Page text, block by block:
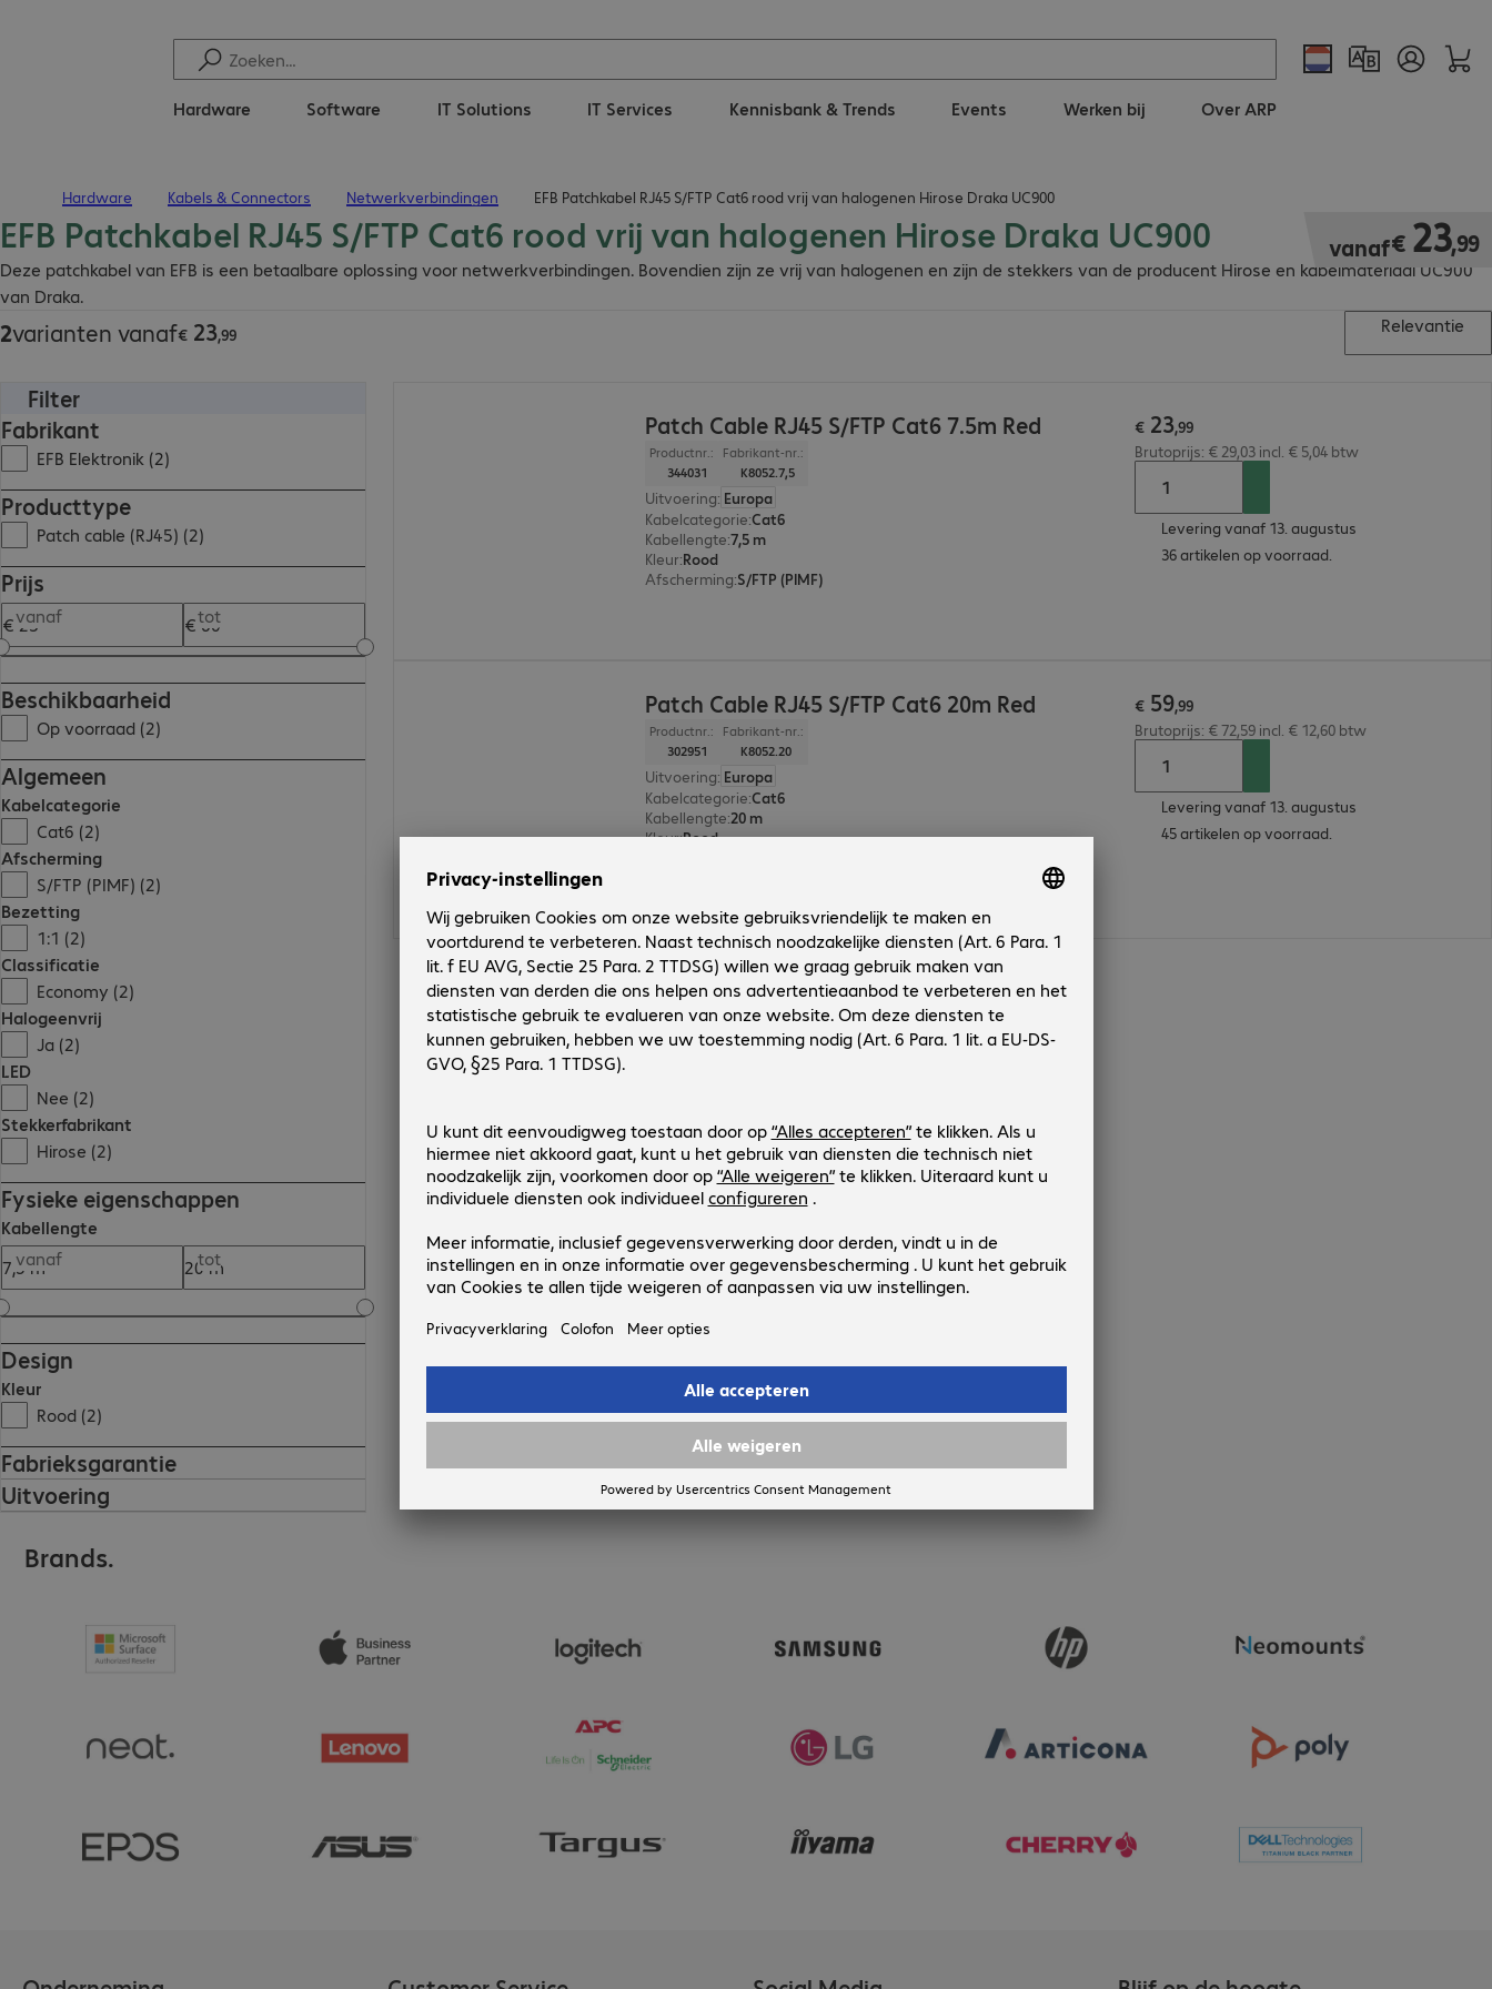
Hardware Software IT Solutions IT Services Kennisbank & Trends Events Werken bij Over ARP
Hardware Kabels & Connectors Netwerkverbindingen EFB Patchkabel RJ45 S/FTP Cat6 rood vrij van halogenen Hirose Draka UC900
EFB Patchkabel RJ45 S/FTP Cat6 rood vrij van halogenen Hirose Draka UC900
Deze patchkabel van EFB is een betaalbare oplossing voor netwerkverbindingen. Bovendien zijn ze vrij van halogenen en zijn de stekkers van de producent Hirose en kabelmateriaal UC900
van Draka.
vanaf€ 23,99
€ 23,99
2varianten vanaf€ 23,99
€ 23,99
Relevantie
Filter
Fabrikant
EFB Elektronik (2)
Producttype
Patch cable (RJ45) (2)
Prijs
vanaf tot
Beschikbaarheid
Op voorraad (2)
Algemeen
Kabelcategorie
Cat6 (2)
Afscherming
S/FTP (PIMF) (2)
Bezetting
1:1 (2)
Classificatie
Economy (2)
Halogeenvrij
Ja (2)
LED
Nee (2)
Stekkerfabrikant
Hirose (2)
Fysieke eigenschappen
Kabellengte
vanaf
tot
Design
Kleur
Rood (2)
Fabrieksgarantie
Uitvoering
Patch Cable RJ45 S/FTP Cat6 7.5m Red
Productnr.:
344031
Fabrikant-nr.:
K8052.7,5
Uitvoering: Europa
Kabelcategorie:Cat6
Kabellengte:7,5 m
Kleur:Rood
Afscherming:S/FTP (PIMF)
€ 23,99
Brutoprijs: € 29,03 incl. € 5,04 btw
Levering vanaf 13. augustus
36 artikelen op voorraad.
Patch Cable RJ45 S/FTP Cat6 20m Red
Productnr.:
302951
Fabrikant-nr.:
K8052.20
Uitvoering: Europa
Kabelcategorie:Cat6
Kabellengte:20 m
Kleur:Rood
€ 59,99
Brutoprijs: € 72,59 incl. € 12,60 btw
Levering vanaf 13. augustus
45 artikelen op voorraad.
2 van 2 resultaten
Toon meer
Brands.